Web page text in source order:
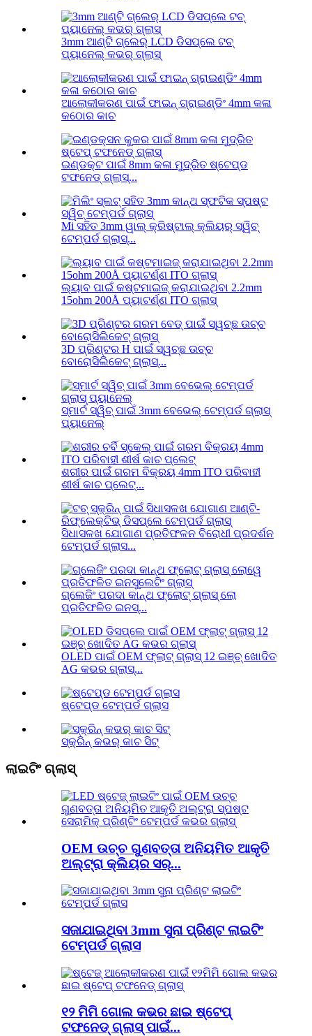
3mm ଆଣ୍ଟି ଗ୍ଲେର୍ LCD ଡିସପ୍ଲେ ଟଚ୍
ପ୍ୟାନେଲ୍ କଭର୍ ଗ୍ଲାସ୍
ଆଲୋକୀକରଣ ପାଇଁ ଫାଇନ୍ ଗ୍ରାଇଣ୍ଡିଂ 4mm କଳା
କଠୋର କାଚ
ଇଣ୍ଡକ୍ଟ ପାଇଁ 8mm କଳା ମୁଦ୍ରିତ ଷ୍ଟେପ୍ଡ
ଟଫନେଡ୍ ଗ୍ଲାସ୍...
Mi ସହିତ 3mm ୱାଲ୍ କ୍ରିଷ୍ଟାଲ୍ କ୍ଲିୟର୍ ସ୍ୱିଚ୍
ଟେମ୍ପର୍ଡ ଗ୍ଲାସ୍...
ଲ୍ୟାବ ପାଇଁ କଷ୍ଟମାଇଜ୍ କରାଯାଇଥିବା 2.2mm
15ohm 200Å ପ୍ୟାଟର୍ଣ୍ଣ ITO ଗ୍ଲାସ୍
3D ପ୍ରିଣ୍ଟର H ପାଇଁ ସ୍ୱଚ୍ଛ ଉଚ୍ଚ
ବୋରୋସିଲିକେଟ୍ ଗ୍ଲାସ୍...
ସ୍ମାର୍ଟ ସ୍ୱିଚ୍ ପାଇଁ 3mm ବେଭେଲ୍ ଟେମ୍ପର୍ଡ ଗ୍ଲାସ୍
ପ୍ୟାନେଲ୍
ଶରୀର ପାଇଁ ଗରମ ବିକ୍ରୟ 4mm ITO ପରିବାହୀ
ଶୀର୍ଷ କାଚ ପ୍ଲେଟ୍...
ସିଧାସଳଖ ଯୋଗାଣ ପ୍ରତିଫଳନ ବିରୋଧୀ ପ୍ରଦର୍ଶନ
ଟେମ୍ପର୍ଡ ଗ୍ଲାସ...
ଗ୍ଲେଜିଂ ପରଦା କାନ୍ଥ ଫ୍ଲୋଟ୍ ଗ୍ଲାସ୍ ଲୋ
ପ୍ରତିଫଳିତ ଇନସ୍...
OLED ପାଇଁ OEM ଫ୍ଲାଟ୍ ଗ୍ଲାସ୍ 12 ଇଞ୍ଚ୍ ଖୋଦିତ
AG କଭର ଗ୍ଲାସ୍...
ଷ୍ଟେପ୍ଡ ଟେମ୍ପର୍ଡ ଗ୍ଲାସ
ସ୍କ୍ରିନ୍ କଭର୍ କାଚ ସିଟ୍
ଲାଇଟିଂ ଗ୍ଲାସ୍
OEM ଉଚ୍ଚ ଗୁଣବତ୍ତା ଅନିୟମିତ ଆକୃତି
ଅଲ୍ଟ୍ରା କ୍ଲିୟର ସର୍...
ସଜାଯାଇଥିବା 3mm ସୁନା ପ୍ରିଣ୍ଟ ଲାଇଟିଂ
ଟେମ୍ପର୍ଡ ଗ୍ଲାସ
୧୨ ମିମି ଗୋଲ କଭର ଛାଇ ଷ୍ଟେପ୍
ଟଫନେଡ୍ ଗ୍ଲାସ୍ ପାଇଁ...